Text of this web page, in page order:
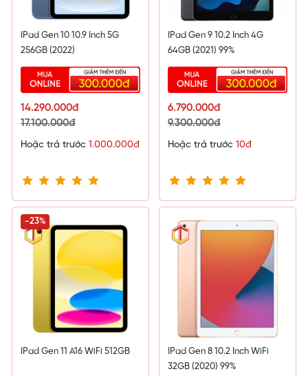
IPad Gen 10 10.9 Inch 5G
256GB (2022)
14.290.000đ
17.100.000đ
Hoặc trả trước 1.000.000đ
IPad Gen 9 10.2 Inch 4G
64GB (2021) 99%
6.790.000đ
9.300.000đ
Hoặc trả trước 10đ
IPad Gen 11 A16 WiFi 512GB
-23%
IPad Gen 8 10.2 Inch WiFi
32GB (2020) 99%